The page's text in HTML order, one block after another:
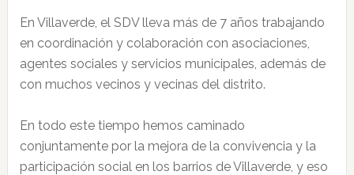
En Villaverde, el SDV lleva más de 7 años trabajando
en coordinación y colaboración con asociaciones,
agentes sociales y servicios municipales, además de
con muchos vecinos y vecinas del distrito.
En todo este tiempo hemos caminado
conjuntamente por la mejora de la convivencia y la
participación social en los barrios de Villaverde, y eso